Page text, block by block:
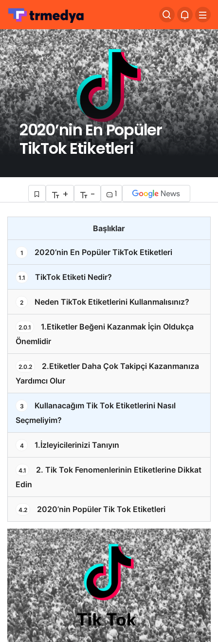
2020’nin En Popüler
TikTok Etiketleri
+ - 1
Başlıklar
1 2020’nin En Popüler TikTok Etiketleri
1.1 TikTok Etiketi Nedir?
2 Neden TikTok Etiketlerini Kullanmalısınız?
2.0.1
1.Etiketler Beğeni Kazanmak İçin Oldukça
Önemlidir
2.0.2
2.Etiketler Daha Çok Takipçi Kazanmanıza
Yardımcı Olur
3
Kullanacağım Tik Tok Etiketlerini Nasıl
Seçmeliyim?
4 1.İzleyicilerinizi Tanıyın
4.1
2. Tik Tok Fenomenlerinin Etiketlerine Dikkat
Edin
4.2 2020’nin Popüler Tik Tok Etiketleri